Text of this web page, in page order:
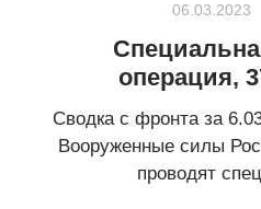
операция,
Сводка с фронта за
Вооруженные силы
проводят